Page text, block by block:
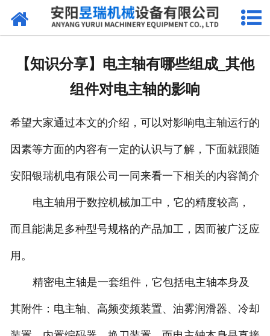
网站首页
联系我们
【知识分享】电主轴有哪些组成_其他
组件对电主轴的影响
希望大家通过本文的介绍，可以对影响电主轴运行的
因素等方面的内容有一定的认识与了解，下面就跟随
安阳银瑞机电有限公司一同来看一下相关的内容简介
电主轴用于数控机械加工中，它的精度较高，
而且能满足多种型号规格的产品加工，因而被广泛应
用。
精密电主轴是一套组件，它包括电主轴本身及
其附件：电主轴、高频变频装置、油雾润滑器、冷却